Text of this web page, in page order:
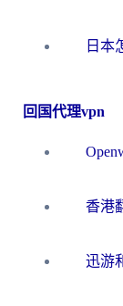
回国代理vpn